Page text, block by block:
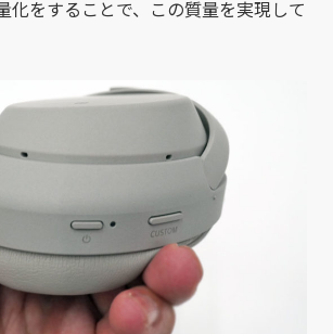
化をすることで、この質量を実現して